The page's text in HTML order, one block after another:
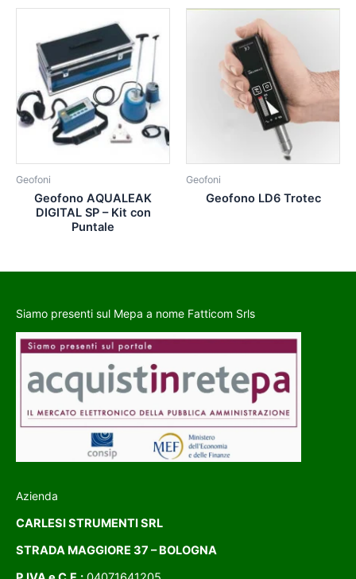
Geofoni
Geofono AQUALEAK
DIGITAL SP – Kit con
Puntale
Geofoni
Geofono LD6 Trotec
Siamo presenti sul Mepa a nome Fatticom Srls
Azienda
CARLESI STRUMENTI SRL
STRADA MAGGIORE 37 – BOLOGNA